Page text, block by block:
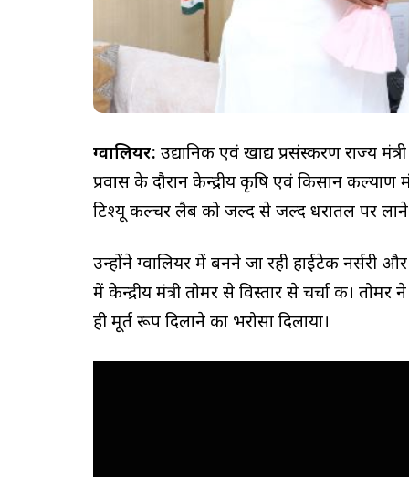
ग्वालियर: उद्यानिकी एवं खाद्य प्रसंस्करण राज्य
प्रवास के दौरान केन्द्रीय कृषि एवं किसान कल्याण
टिश्यू कल्चर लैब को जल्द से जल्द धरातल पर लाने
उन्होंने ग्वालियर में बनने जा रही हाईटेक
में केन्द्रीय मंत्री तोमर से विस्तार से चर्चा की।
ही मूर्त रूप दिलाने का भरोसा दिलाया।